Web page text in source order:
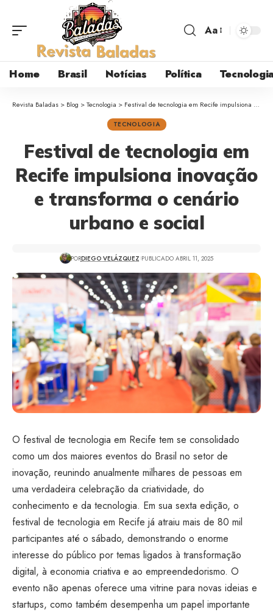
Aa
Home Brasil Notícias Política
Revista Baladas > Blog >Tecnologia > Festival de tecnologia em Recife impulsiona inovação e transforma o cenário urbano e social
TECNOLOGIA
Festival de tecnologia em
Recife impulsiona inovação
e transforma o cenário
urbano e social
PORDIEGO VELÁZQUEZ PUBLICADO ABRIL 11, 2025
O festival de tecnologia em Recife tem se consolidado
como um dos maiores eventos do Brasil no setor de
inovação, reunindo anualmente milhares de pessoas em
uma verdadeira celebração da criatividade, do
conhecimento e da tecnologia. Em sua sexta edição, o
festival de tecnologia em Recife já atraiu mais de 80 mil
participantes até o sábado, demonstrando o enorme
interesse do público por temas ligados à transformação
digital, à economia criativa e ao empreendedorismo. O
evento não apenas oferece uma vitrine para novas ideias e
startups, como também desempenha um papel importante